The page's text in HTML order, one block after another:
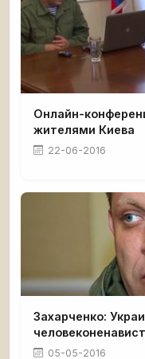
Онлайн-
жителями Киева
22-06-2016
Захарченко:
05-05-2016